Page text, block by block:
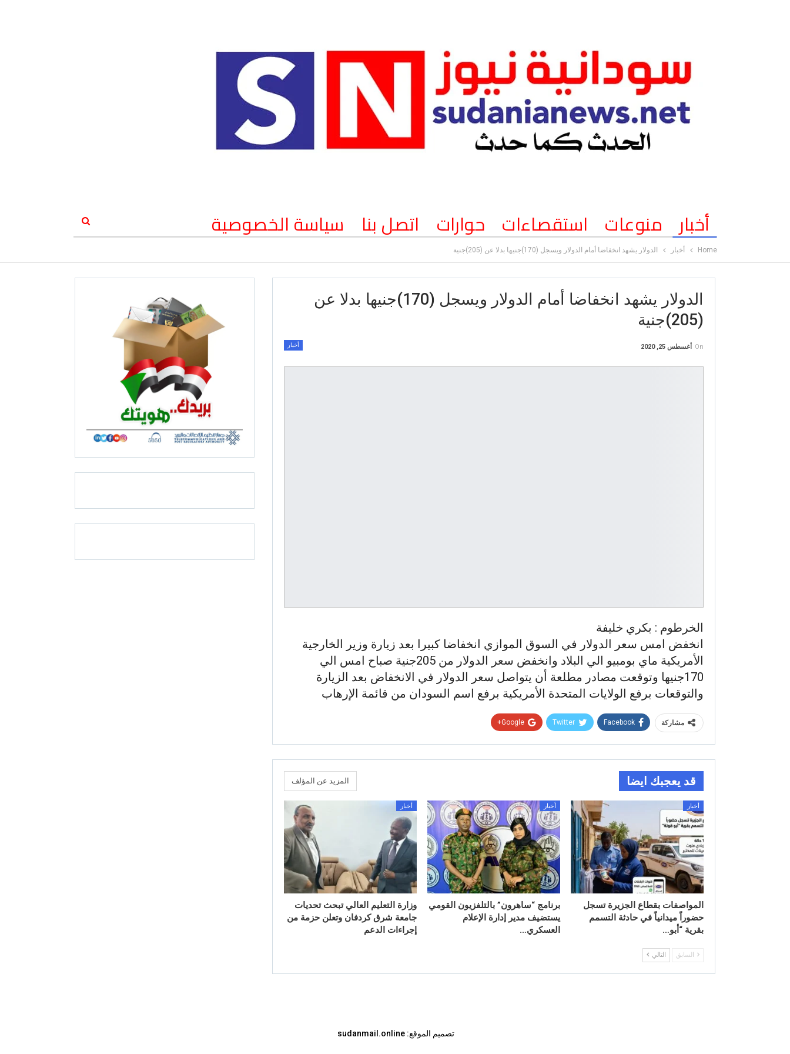
أخبار منوعات استقصاءات حوارات اتصل بنا سياسة الخصوصية
Home أخبار الدولار يشهد انخفاضا أمام الدولار ويسجل (170)جنيها بدلا عن (205)جنية
الدولار يشهد انخفاضا أمام الدولار ويسجل (170)جنيها بدلا عن
(205)جنية
أخبار On أغسطس 25, 2020
الخرطوم : بكري خليفة
انخفض امس سعر الدولار في السوق الموازي انخفاضا كبيرا بعد زيارة وزير الخارجية
الأمريكية ماي بومبيو الي البلاد وانخفض سعر الدولار من 205جنية صباح امس الي
170جنيها وتوقعت مصادر مطلعة أن يتواصل سعر الدولار في الانخفاض بعد الزيارة
والتوقعات برفع الولايات المتحدة الأمريكية برفع اسم السودان من قائمة الإرهاب
مشاركة Facebook
Twitter
Google+
قد يعجبك ايضا المزيد عن المؤلف
أخبار
المواصفات بقطاع الجزيرة تسجل
حضوراً ميدانياً في حادثة التسمم
بقرية “أبو…
أخبار
برنامج “ساهرون” بالتلفزيون القومي
يستضيف مدير إدارة الإعلام
العسكري…
أخبار
وزارة التعليم العالي تبحث تحديات
جامعة شرق كردفان وتعلن حزمة من
إجراءات الدعم
السابق التالي
تصميم الموقع: sudanmail.online